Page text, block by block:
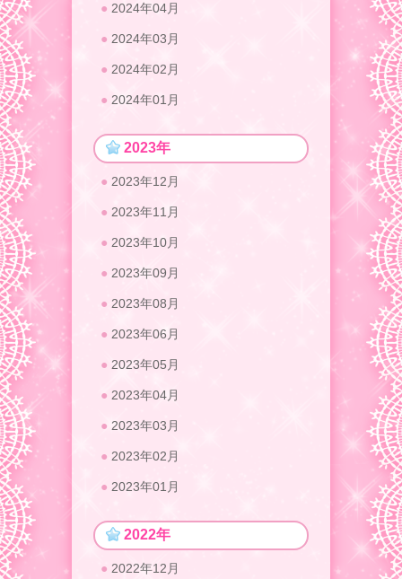
2024年04月
2024年03月
2024年02月
2024年01月
2023年
2023年12月
2023年11月
2023年10月
2023年09月
2023年08月
2023年06月
2023年05月
2023年04月
2023年03月
2023年02月
2023年01月
2022年
2022年12月